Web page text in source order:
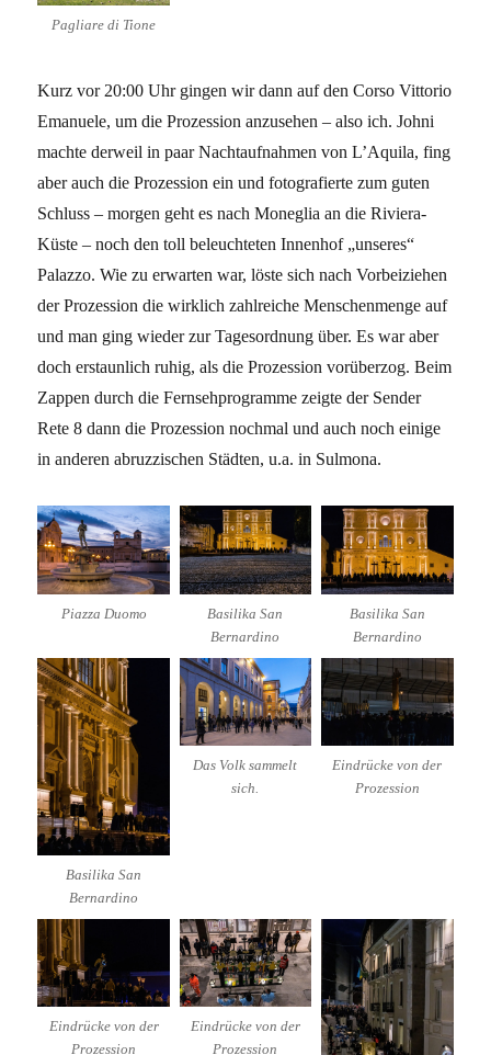
Pagliare di Tione
Kurz vor 20:00 Uhr gingen wir dann auf den Corso Vittorio
Emanuele, um die Prozession anzusehen – also ich. Johni
machte derweil in paar Nachtaufnahmen von L’Aquila, fing
aber auch die Prozession ein und fotografierte zum guten
Schluss – morgen geht es nach Moneglia an die Riviera-
Küste – noch den toll beleuchteten Innenhof „unseres“
Palazzo. Wie zu erwarten war, löste sich nach Vorbeiziehen
der Prozession die wirklich zahlreiche Menschenmenge auf
und man ging wieder zur Tagesordnung über. Es war aber
doch erstaunlich ruhig, als die Prozession vorüberzog. Beim
Zappen durch die Fernsehprogramme zeigte der Sender
Rete 8 dann die Prozession nochmal und auch noch einige
in anderen abruzzischen Städten, u.a. in Sulmona.
Piazza Duomo
Basilika San
Bernardino
Basilika San
Bernardino
Basilika San
Bernardino
Das Volk sammelt
sich.
Eindrücke von der
Prozession
Eindrücke von der
Prozession
Eindrücke von der
Prozession